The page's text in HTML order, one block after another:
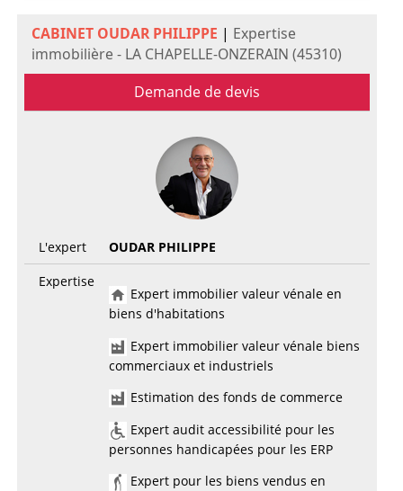
CABINET OUDAR PHILIPPE | Expertise
immobilière - LA CHAPELLE-ONZERAIN (45310)
Demande de devis
L'expert
OUDAR PHILIPPE
Expertise
Expert immobilier valeur vénale en
biens d'habitations
Expert immobilier valeur vénale biens
commerciaux et industriels
Estimation des fonds de commerce
Expert audit accessibilité pour les
personnes handicapées pour les ERP
Expert pour les biens vendus en